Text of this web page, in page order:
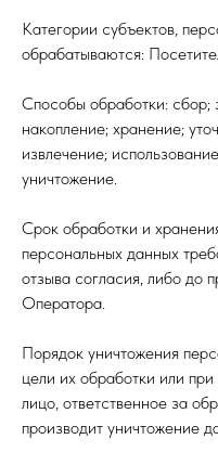
Категории субъектов,
обрабатываются:
Способы обработки: сбор;
накопление; хранение;
извлечение;
уничтожение.
Срок обработки и
персональных данных
отзыва согласия, либо до
Оператора.
Порядок уничтожения
цели их обработки или
лицо, ответственное за
производит уничтожение